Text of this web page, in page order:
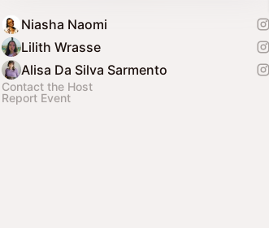
Niasha Naomi
Lilith Wrasse
Alisa Da Silva Sarmento
Contact the Host
Report Event